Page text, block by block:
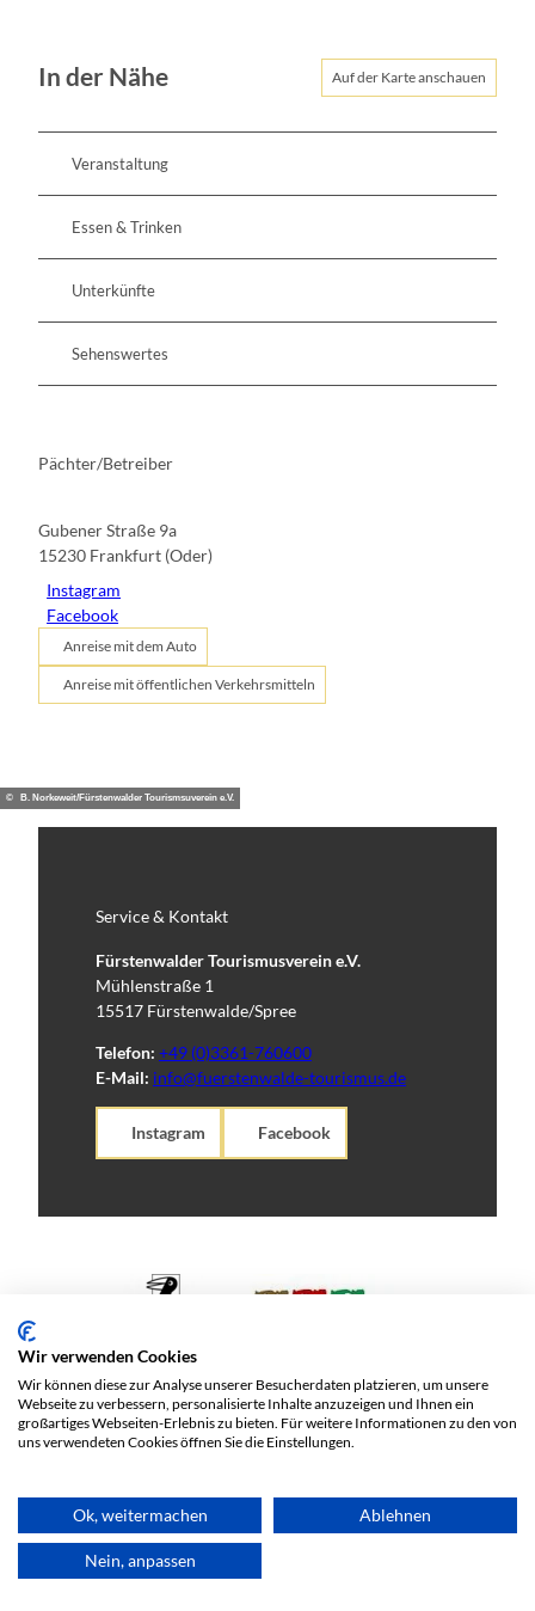
In der Nähe Auf der Karte anschauen
Veranstaltung
Essen & Trinken
Unterkünfte
Sehenswertes
Pächter/Betreiber
Gubener Straße 9a
15230 Frankfurt (Oder)
Instagram
Facebook
Anreise mit dem Auto
Anreise mit öffentlichen Verkehrsmitteln
© B. Norkeweit/Fürstenwalder Tourismsuverein e.V.
Service & Kontakt
Fürstenwalder Tourismusverein e.V.
Mühlenstraße 1
15517 Fürstenwalde/Spree
Telefon: +49 (0)3361-760600
E-Mail: info@fuerstenwalde-tourismus.de
Instagram Facebook
Impressum
Wir verwenden Cookies
Wir können diese zur Analyse unserer Besucherdaten platzieren, um unsere
Webseite zu verbessern, personalisierte Inhalte anzuzeigen und Ihnen ein
großartiges Webseiten-Erlebnis zu bieten. Für weitere Informationen zu den von
uns verwendeten Cookies öffnen Sie die Einstellungen.
Ok, weitermachen Ablehnen
Nein, anpassen